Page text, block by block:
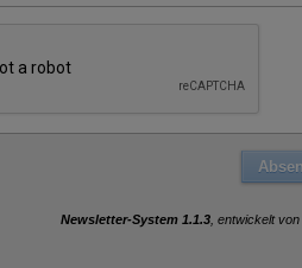
Newsletter-System 1.1.3 , entwickelt von